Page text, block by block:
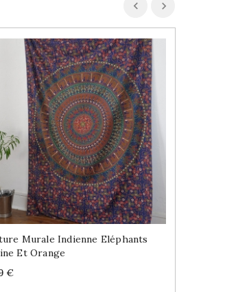
Murale Indienne Eléphants
Et Orange
€